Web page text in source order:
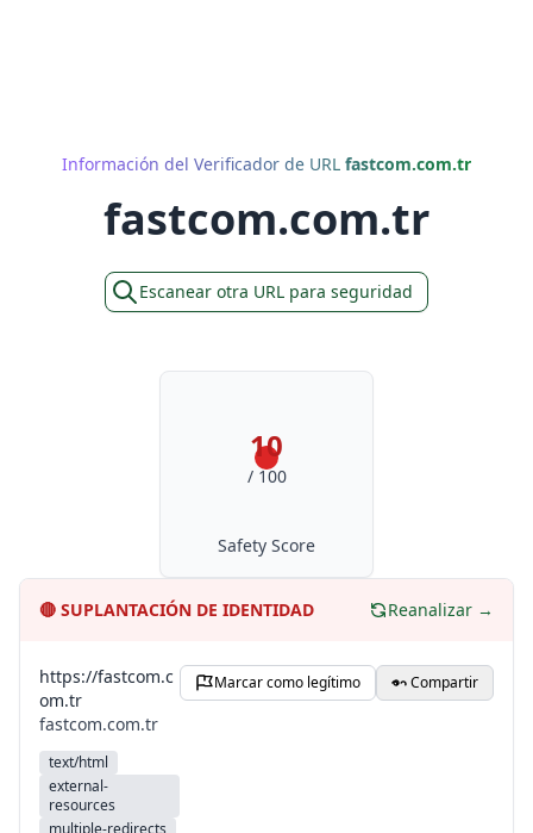
Información del Verificador de URL fastcom.com.tr
fastcom.com.tr
Escanear otra URL para seguridad
10
/ 100
Safety Score
🔴 SUPLANTACIÓN DE IDENTIDAD Reanalizar →
https://fastcom.c
om.tr
fastcom.com.tr
text/html
external-
resources
multiple-redirects
Marcar como legítimo Compartir